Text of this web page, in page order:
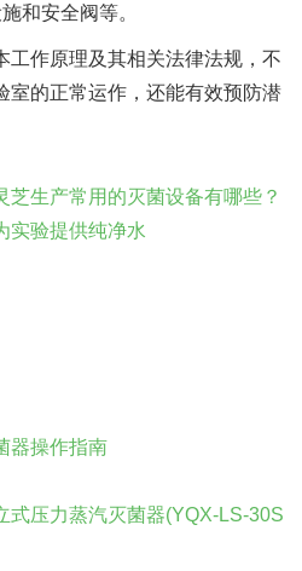
和安全阀等。
工作原理及其相关法律法规，不
室的正常运作，还能有效预防潜
芝生产常用的灭菌设备有哪些？
实验提供纯净水
器操作指南
式压力蒸汽灭菌器(YQX-LS-30S